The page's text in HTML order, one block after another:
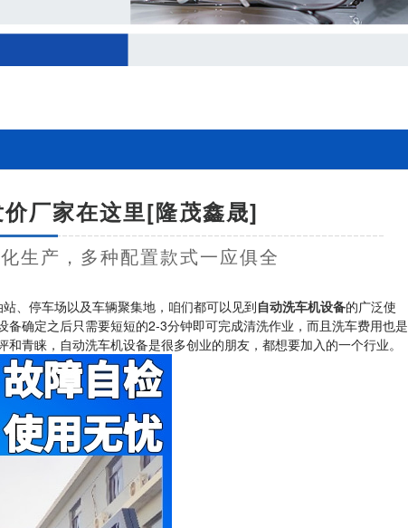
厂家在这里[隆茂鑫晟]
生产，多种配置款式一应俱全
、停车场以及车辆聚集地，咱们都可以见到自动洗车机设备的广泛使
确定之后只需要短短的2-3分钟即可完成清洗作业，而且洗车费用也是
青睐，自动洗车机设备是很多创业的朋友，都想要加入的一个行业。